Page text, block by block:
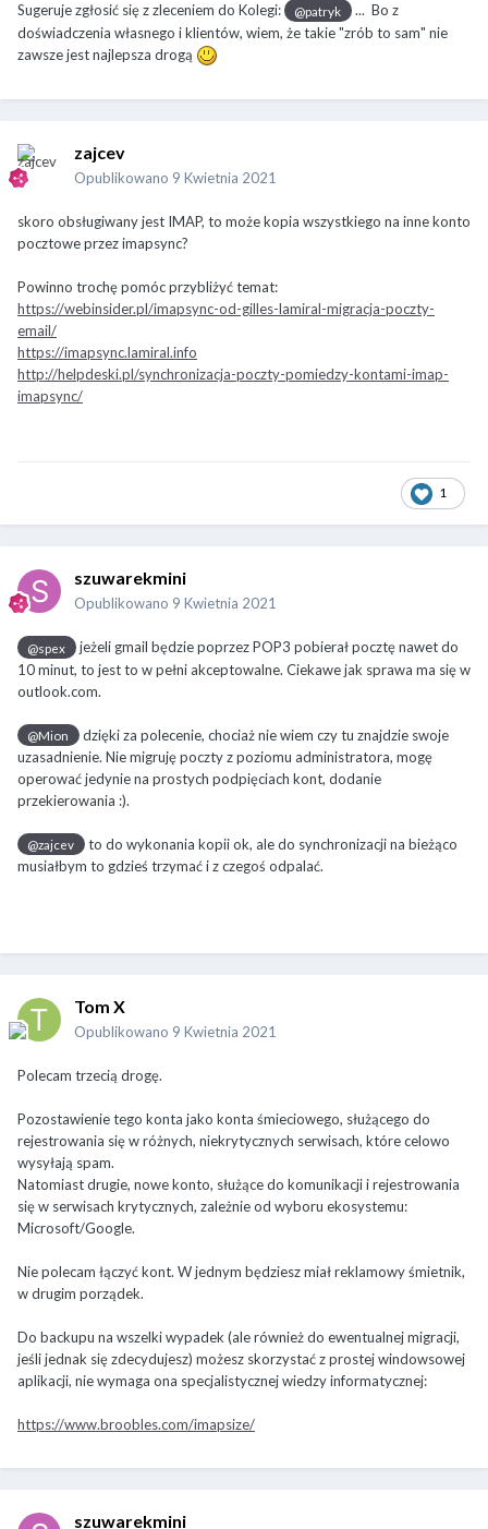
Sugeruje zgłosić się z zleceniem do Kolegi: @patryk
... Bo z
doświadczenia własnego i klientów, wiem, że takie "zrób to sam" nie
zawsze jest najlepsza drogą
zajcev
Opublikowano 9 Kwietnia 2021
skoro obsługiwany jest IMAP, to może kopia wszystkiego na inne konto
pocztowe przez imapsync?
Powinno trochę pomóc przybliżyć temat:
https://webinsider.pl/imapsync-od-gilles-lamiral-migracja-poczty-
email/
https://imapsync.lamiral.info
http://helpdeski.pl/synchronizacja-poczty-pomiedzy-kontami-imap-
imapsync/
1
szuwarekmini
Opublikowano 9 Kwietnia 2021
@spex
jeżeli gmail będzie poprzez POP3 pobierał pocztę nawet do
10 minut, to jest to w pełni akceptowalne. Ciekawe jak sprawa ma się w
outlook.com.
@Mion
dzięki za polecenie, chociaż nie wiem czy tu znajdzie swoje
uzasadnienie. Nie migruję poczty z poziomu administratora, mogę
operować jedynie na prostych podpięciach kont, dodanie
przekierowania :).
@zajcev
to do wykonania kopii ok, ale do synchronizacji na bieżąco
musiałbym to gdzieś trzymać i z czegoś odpalać.
Tom X
Opublikowano 9 Kwietnia 2021
Polecam trzecią drogę.
Pozostawienie tego konta jako konta śmieciowego, służącego do
rejestrowania się w różnych, niekrytycznych serwisach, które celowo
wysyłają spam.
Natomiast drugie, nowe konto, służące do komunikacji i rejestrowania
się w serwisach krytycznych, zależnie od wyboru ekosystemu:
Microsoft/Google.
Nie polecam łączyć kont. W jednym będziesz miał reklamowy śmietnik,
w drugim porządek.
Do backupu na wszelki wypadek (ale również do ewentualnej migracji,
jeśli jednak się zdecydujesz) możesz skorzystać z prostej windowsowej
aplikacji, nie wymaga ona specjalistycznej wiedzy informatycznej:
https://www.broobles.com/imapsize/
szuwarekmini